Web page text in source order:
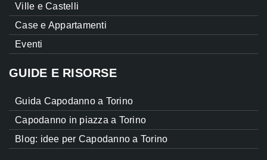
Ville e Castelli
Case e Appartamenti
Eventi
GUIDE E RISORSE
Guida Capodanno a Torino
Capodanno in piazza a Torino
Blog: idee per Capodanno a Torino